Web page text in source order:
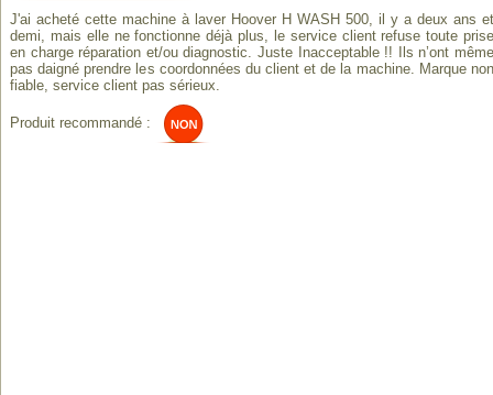
J'ai acheté cette machine à laver Hoover H WASH 500, il y a deux ans et
demi, mais elle ne fonctionne déjà plus, le service client refuse toute prise
en charge réparation et/ou diagnostic. Juste Inacceptable !! Ils n’ont même
pas daigné prendre les coordonnées du client et de la machine. Marque non
fiable, service client pas sérieux.
Produit recommandé :